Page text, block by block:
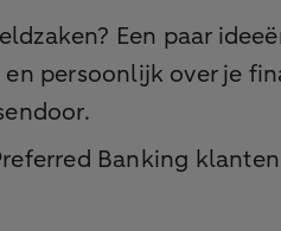
Een paar
persoonlijk over je
Banking